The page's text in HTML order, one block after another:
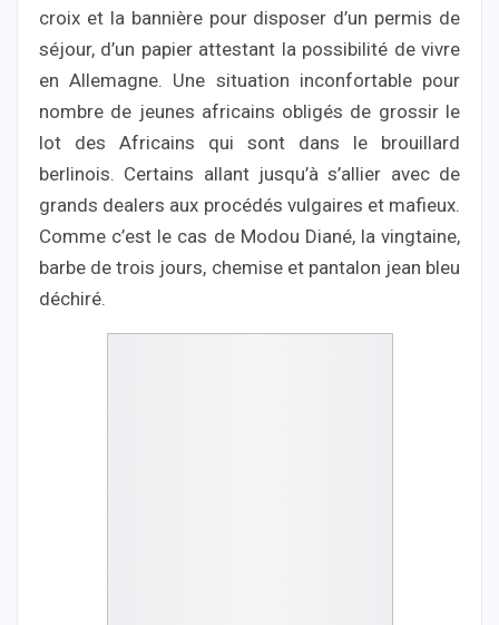
croix et la bannière pour disposer d’un permis de
séjour, d’un papier attestant la possibilité de vivre
en Allemagne. Une situation inconfortable pour
nombre de jeunes africains obligés de grossir le
lot des Africains qui sont dans le brouillard
berlinois. Certains allant jusqu’à s’allier avec de
grands dealers aux procédés vulgaires et mafieux.
Comme c’est le cas de Modou Diané, la vingtaine,
barbe de trois jours, chemise et pantalon jean bleu
déchiré.